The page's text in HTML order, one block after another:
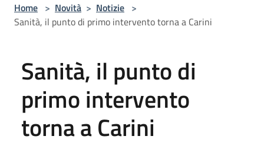
Home > Novità > Notizie >
Sanità, il punto di primo intervento torna a Carini
Sanità, il punto di
primo intervento
torna a Carini